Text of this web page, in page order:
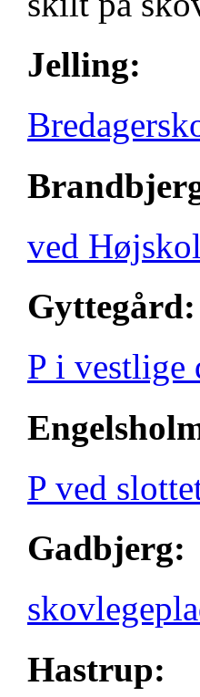
Jelling:
ved
Gyttegård:
P i vestlige
P ved
Gadbjerg:
Hastrup: